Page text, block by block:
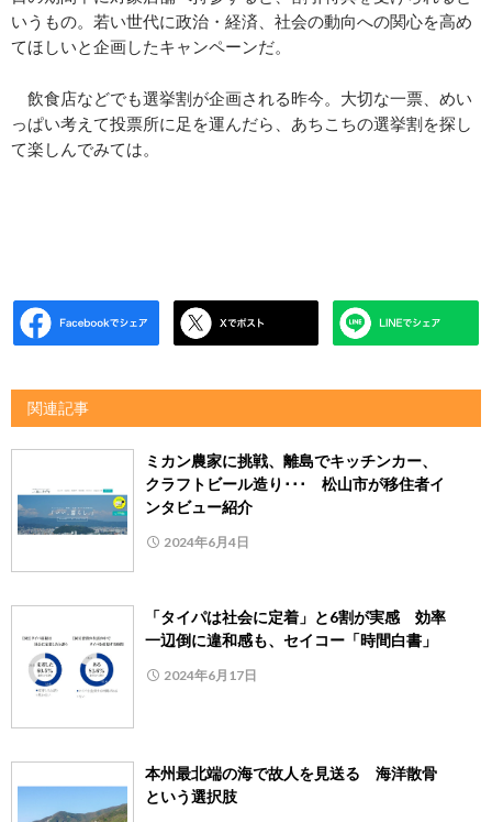
いうもの。若い世代に政治・経済、社会の動向への関心を高め
てほしいと企画したキャンペーンだ。
飲食店などでも選挙割が企画される昨今。大切な一票、めい
っぱい考えて投票所に足を運んだら、あちこちの選挙割を探し
て楽しんでみては。
関連記事
ミカン農家に挑戦、離島でキッチンカー、
クラフトビール造り･･･ 松山市が移住者イ
ンタビュー紹介
2024年6月4日
「タイパは社会に定着」と6割が実感 効率
一辺倒に違和感も、セイコー「時間白書」
2024年6月17日
本州最北端の海で故人を見送る 海洋散骨
という選択肢